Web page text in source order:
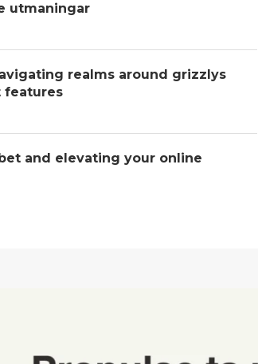
utmaningar
realms around grizzlys
features
and elevating your online